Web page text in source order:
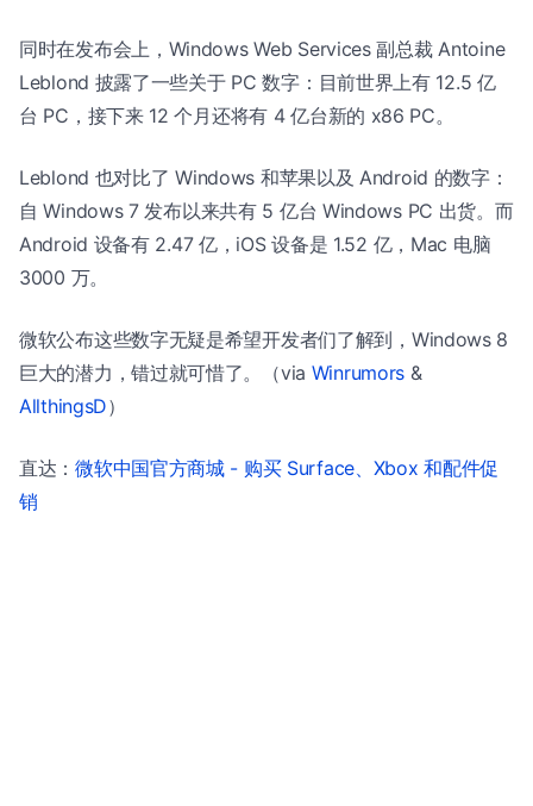
同时在发布会上，Windows Web Services 副总裁 Antoine
Leblond 披露了一些关于 PC 数字：目前世界上有 12.5 亿
台 PC，接下来 12 个月还将有 4 亿台新的 x86 PC。
Leblond 也对比了 Windows 和苹果以及 Android 的数字：
自 Windows 7 发布以来共有 5 亿台 Windows PC 出货。而
Android 设备有 2.47 亿，iOS 设备是 1.52 亿，Mac 电脑
3000 万。
微软公布这些数字无疑是希望开发者们了解到，Windows 8
巨大的潜力，错过就可惜了。（via Winrumors &
AllthingsD）
直达：微软中国官方商城 - 购买 Surface、Xbox 和配件促
销